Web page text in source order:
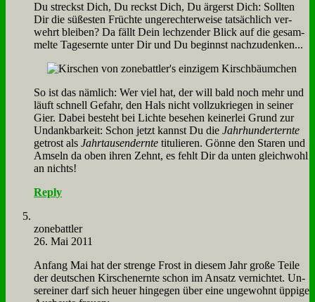
Du streckst Dich, Du reckst Dich, Du är­gerst Dich: Soll­ten
Dir die sü­ße­sten Früch­te un­ge­rech­ter­wei­se tat­säch­lich ver­
wehrt blei­ben? Da fällt Dein lech­zen­der Blick auf die ge­sam­
mel­te Ta­ges­ern­te un­ter Dir und Du be­ginnst nach­zu­den­ken...
So ist das näm­lich: Wer viel hat, der will bald noch mehr und
läuft schnell Ge­fahr, den Hals nicht voll­zu­krie­gen in sei­ner
Gier. Da­bei be­steht bei Lich­te be­se­hen kei­ner­lei Grund zur
Un­dank­bar­keit: Schon jetzt kannst Du die Jahr­hun­dert­ern­te
ge­trost als Jahr­tau­sen­dern­te ti­tu­lie­ren. Gön­ne den Sta­ren und
Am­seln da oben ih­ren Zehnt, es fehlt Dir da un­ten gleich­wohl
an nichts!
Reply
zone­batt­ler
26. Mai 2011
An­fang Mai hat der stren­ge Frost in die­sem Jahr gro­ße Tei­le
der deut­schen Kir­schen­ern­te schon im An­satz ver­nich­tet. Un­
ser­ei­ner darf sich heu­er hin­ge­gen über ei­ne un­ge­wohnt üp­pi­ge